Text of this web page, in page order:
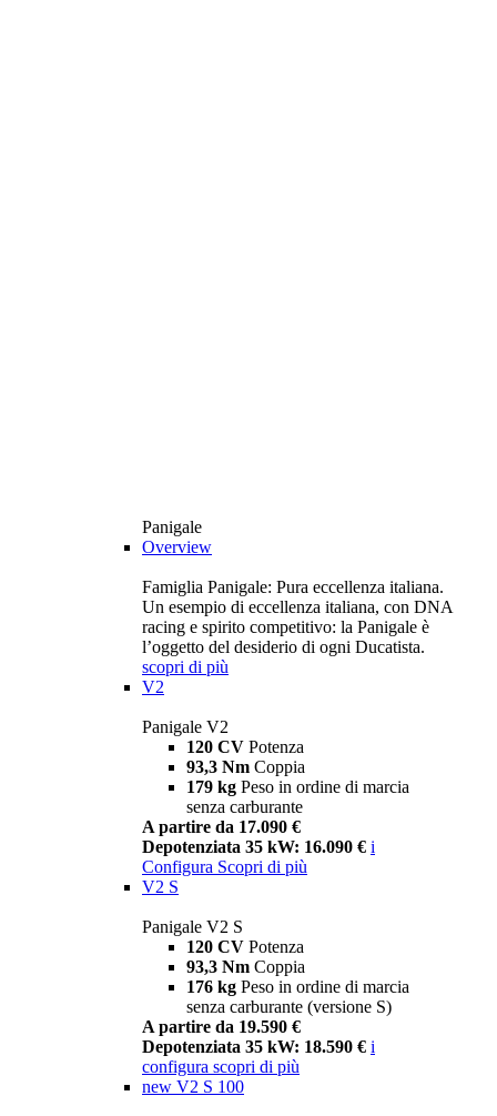
Panigale
Overview
Famiglia Panigale: Pura eccellenza italiana.
Un esempio di eccellenza italiana, con DNA
racing e spirito competitivo: la Panigale è
l’oggetto del desiderio di ogni Ducatista.
scopri di più
V2
Panigale V2
120 CV Potenza
93,3 Nm Coppia
179 kg Peso in ordine di marcia
senza carburante
A partire da 17.090 €
Depotenziata 35 kW: 16.090 € i
Configura Scopri di più
V2 S
Panigale V2 S
120 CV Potenza
93,3 Nm Coppia
176 kg Peso in ordine di marcia
senza carburante (versione S)
A partire da 19.590 €
Depotenziata 35 kW: 18.590 € i
configura scopri di più
new V2 S 100